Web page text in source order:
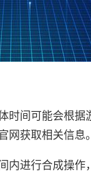
间可能会根
获取相关信息。
进行合成操